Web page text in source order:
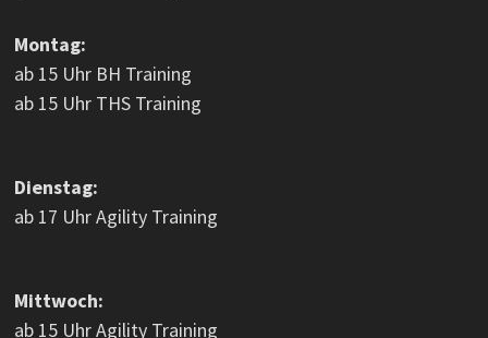
Montag:
ab 15 Uhr BH Training
ab 15 Uhr THS Training
Dienstag:
ab 17 Uhr Agility Training
Mittwoch:
ab 15 Uhr Agility Training